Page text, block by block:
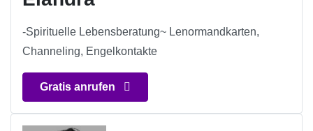
-Spirituelle Lebensberatung~ Lenormandkarten,
Channeling, Engelkontakte
Gratis anrufen